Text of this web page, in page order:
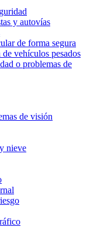
y autovías
de forma segura
vehículos pesados
o problemas de
de visión
nieve